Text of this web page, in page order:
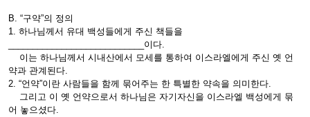
B. “구약”의 정의
1. 하나님께서 유대 백성들에게 주신 책들을
____________________________이다.
이는 하나님께서 시내산에서 모세를 통하여 이스라엘에게 주신 옛 언
약과 관계된다.
2. “언약”이란 사람들을 함께 묶어주는 한 특별한 약속을 의미한다.
그리고 이 옛 언약으로서 하나님은 자기자신을 이스라엘 백성에게 묶
어 놓으셨다.